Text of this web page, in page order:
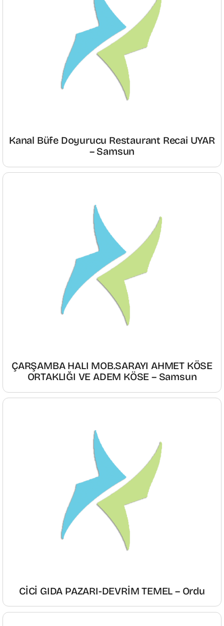
Kanal Büfe Doyurucu Restaurant Recai UYAR
– Samsun
ÇARŞAMBA HALI MOB.SARAYI AHMET KÖSE
ORTAKLIĞI VE ADEM KÖSE – Samsun
CİCİ GIDA PAZARI-DEVRİM TEMEL – Ordu